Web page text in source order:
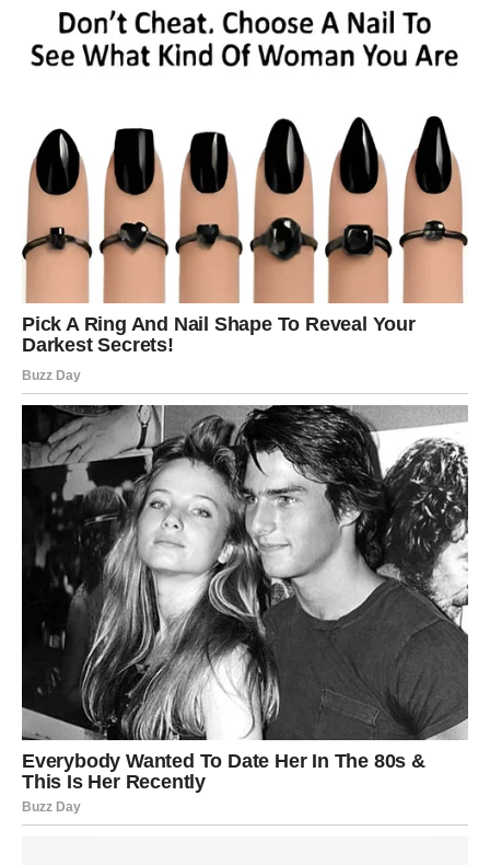
Nešto što dugo čekate moglo bi konačno dobiti pozitivan
rasplet.
Možda potvrda.
Možda rješenje problema.
Kada se to dogodi, osjetićete kako nestaje veliki teret koji
I tada ćete moći mnogo slobodnije gledati prema
budućnosti.
VRAĆA VAM SE VJERA U SREĆU
Bilo je trenutaka kada ste se pitale da li će se stvari ikada
promijeniti.
Da li će trud biti nagrađen.
Da li će doći vaši dani.
Jun vam donosi odgovor na sva ta pitanja.
I taj odgovor glasi – da.
Vrijeme sreće je stiglo.